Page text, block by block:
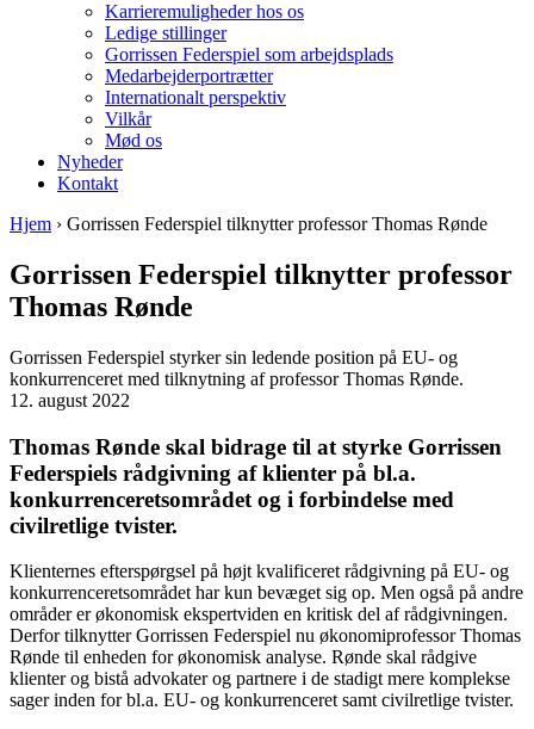
Karrieremuligheder hos os
Ledige stillinger
Gorrissen Federspiel som arbejdsplads
Medarbejderportrætter
Internationalt perspektiv
Vilkår
Mød os
Nyheder
Kontakt
Hjem › Gorrissen Federspiel tilknytter professor Thomas Rønde
Gorrissen Federspiel tilknytter professor
Thomas Rønde
Gorrissen Federspiel styrker sin ledende position på EU- og
konkurrenceret med tilknytning af professor Thomas Rønde.
12. august 2022
Thomas Rønde skal bidrage til at styrke Gorrissen
Federspiels rådgivning af klienter på bl.a.
konkurrenceretsområdet og i forbindelse med
civilretlige tvister.
Klienternes efterspørgsel på højt kvalificeret rådgivning på EU- og
konkurrenceretsområdet har kun bevæget sig op. Men også på andre
områder er økonomisk ekspertviden en kritisk del af rådgivningen.
Derfor tilknytter Gorrissen Federspiel nu økonomiprofessor Thomas
Rønde til enheden for økonomisk analyse. Rønde skal rådgive
klienter og bistå advokater og partnere i de stadigt mere komplekse
sager inden for bl.a. EU- og konkurrenceret samt civilretlige tvister.